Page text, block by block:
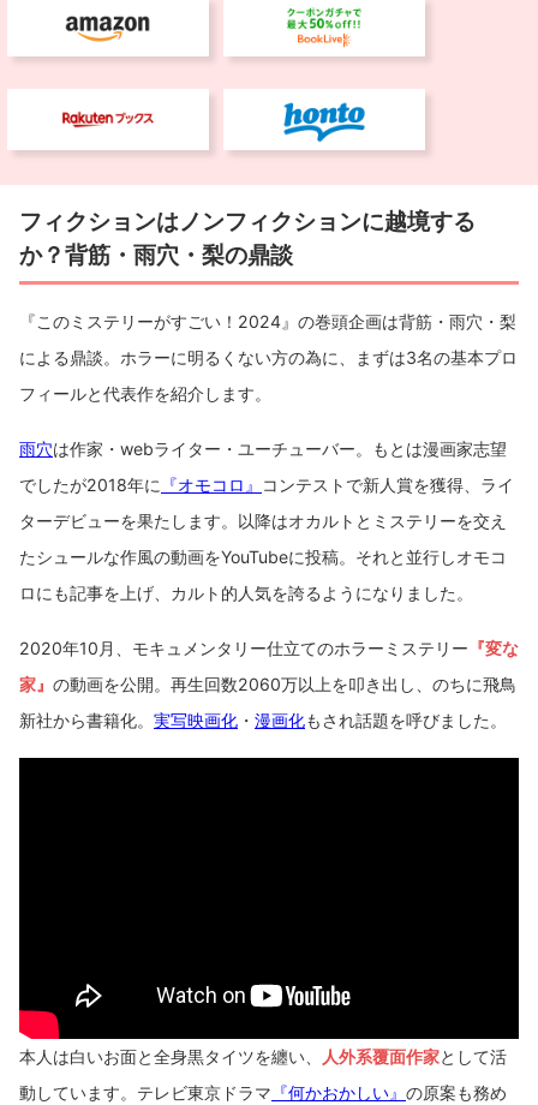
フィクションはノンフィクションに越境する
か？背筋・雨穴・梨の鼎談
『このミステリーがすごい！2024』の巻頭企画は背筋・雨穴・梨
による鼎談。ホラーに明るくない方の為に、まずは3名の基本プロ
フィールと代表作を紹介します。
雨穴は作家・webライター・ユーチューバー。もとは漫画家志望
でしたが2018年に 『オモコロ』 コンテストで新人賞を獲得、ライ
ターデビューを果たします。以降はオカルトとミステリーを交え
たシュールな作風の動画をYouTubeに投稿。それと並行しオモコ
ロにも記事を上げ、カルト的人気を誇るようになりました。
2020年10月、モキュメンタリー仕立てのホラーミステリー 『変な
家』 の動画を公開。再生回数2060万以上を叩き出し、のちに飛鳥
新社から書籍化。 実写映画化 ・ 漫画化もされ話題を呼びました。
本人は白いお面と全身黒タイツを纏い、 人外系覆面作家として活
動しています。テレビ東京ドラマ 『何かおかしい』 の原案も務め